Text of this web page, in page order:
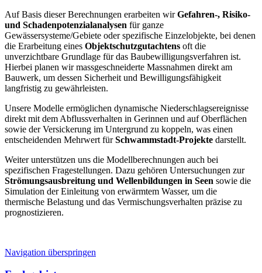
Auf Basis dieser Berechnungen erarbeiten wirGefahren-, Risiko-
und Schadenpotenzialanalysen für ganze
Gewässersysteme/Gebiete oder spezifische Einzelobjekte, bei denen
die Erarbeitung eines Objektschutzgutachtens oft die
unverzichtbare Grundlage für das Baubewilligungsverfahren ist.
Hierbei planen wir massgeschneiderte Massnahmen direkt am
Bauwerk, um dessen Sicherheit und Bewilligungsfähigkeit
langfristig zu gewährleisten.
Unsere Modelle ermöglichen dynamische Niederschlagsereignisse
direkt mit dem Abflussverhalten in Gerinnen und auf Oberflächen
sowie der Versickerung im Untergrund zu koppeln, was einen
entscheidenden Mehrwert fürSchwammstadt-Projekte darstellt.
Weiter unterstützen uns die Modellberechnungen auch bei
spezifischen Fragestellungen. Dazu gehören Untersuchungen zur
Strömungsausbreitung und Wellenbildungen in Seen sowie die
Simulation der Einleitung von erwärmtem Wasser, um die
thermische Belastung und das Vermischungsverhalten präzise zu
prognostizieren.
Navigation überspringen